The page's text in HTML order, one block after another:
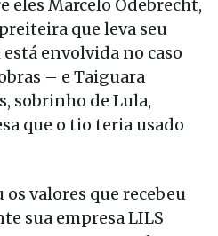
eles Marcelo Odebrecht,
que leva seu
envolvida no caso
– e Taiguara
sobrinho de Lula,
que o tio teria usado
valores que recebeu
sua empresa LILS